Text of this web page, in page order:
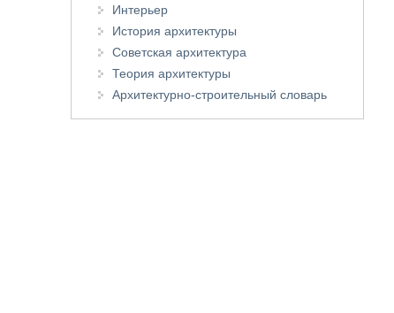
Интерьер
История архитектуры
Советская архитектура
Теория архитектуры
Архитектурно-строительный словарь